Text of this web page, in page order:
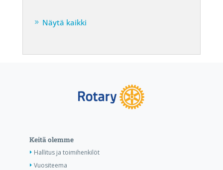
Näytä kaikki
Keitä olemme
Hallitus ja toimihenkilöt
Vuositeema